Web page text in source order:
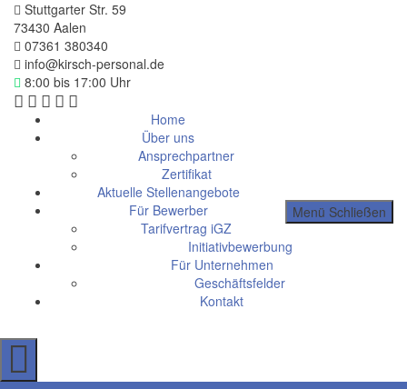
Stuttgarter Str. 59
73430 Aalen
07361 380340
info@kirsch-personal.de
8:00 bis 17:00 Uhr
Menü Schließen
Home
Über uns
Ansprechpartner
Zertifikat
Aktuelle Stellenangebote
Für Bewerber
Tarifvertrag iGZ
Initiativbewerbung
Für Unternehmen
Geschäftsfelder
Kontakt